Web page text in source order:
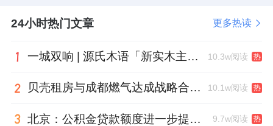
成。
经纪业务持续深化财富管理转型。截至2025年
户资产规模187.32亿元，投顾签约客户数、签
约资产规模较上年末分别增长356.20%、
24小时热门文章 更多热读
一城双响 | 源氏木语「新实木主义——黑标生活提案」发布会落地天津，黑标旗舰店盛大启幕 10.3w阅读 热
贝壳租房与成都燃气达成战略合作 打通安全巡检“最后一米” 10.1w阅读 热
北京：公积金贷款额度进一步提高、最高可贷340万元 9.7w阅读 热